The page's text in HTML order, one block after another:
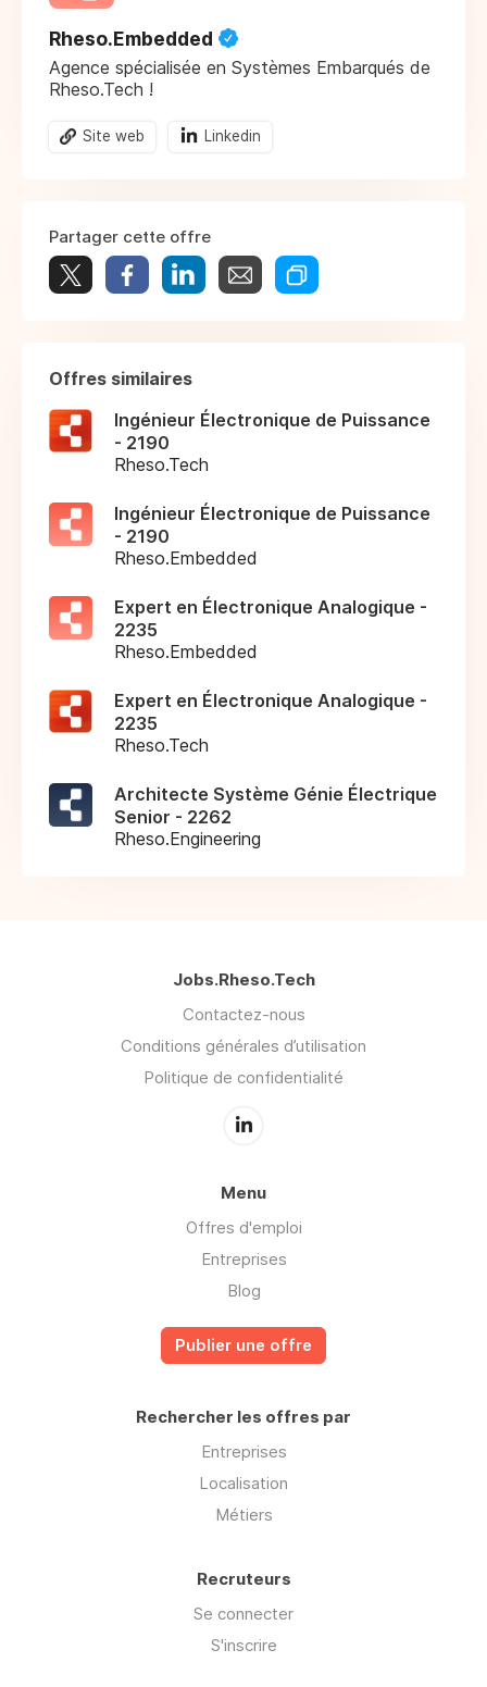
Rheso.Embedded
Agence spécialisée en Systèmes Embarqués de
Rheso.Tech !
Site web Linkedin
Partager cette offre
Offres similaires
Ingénieur Électronique de Puissance
- 2190
Rheso.Tech
Ingénieur Électronique de Puissance
- 2190
Rheso.Embedded
Expert en Électronique Analogique -
2235
Rheso.Embedded
Expert en Électronique Analogique -
2235
Rheso.Tech
Architecte Système Génie Électrique
Senior - 2262
Rheso.Engineering
Jobs.Rheso.Tech
Contactez-nous
Conditions générales d’utilisation
Politique de confidentialité
Menu
Offres d'emploi
Entreprises
Blog
Publier une offre
Rechercher les offres par
Entreprises
Localisation
Métiers
Recruteurs
Se connecter
S'inscrire